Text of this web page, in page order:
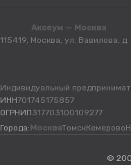
Аксеум — Москва
115419, Москва, ул. Вавилова, д.
Индивидуальный
ИНН701745175857
ОГРНИП317703100109277
Города: МоскваТомскКемерово
©